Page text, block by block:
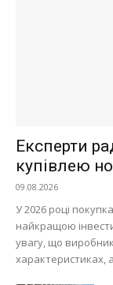
Експерти
купівлею
09.08.2026
У 2026 році
найкращою
увагу, що
характеристиках,